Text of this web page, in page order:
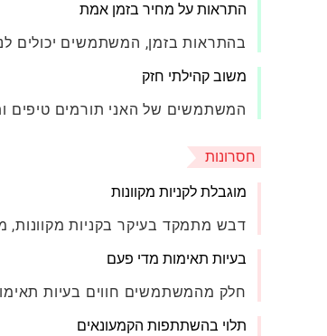
התראות על מחיר בזמן אמת
בהתראות בזמן, המשתמשים יכולים
משוב קהילתי חזק
המשתמשים של האני תורמים טיפים
חסרונות
מוגבלת לקניות מקוונות
דבש מתמקד בעיקר בקניות
בעיות תאימות מדי פעם
חלק מהמשתמשים חווים בעיות
תלוי בהשתתפות הקמעונאים